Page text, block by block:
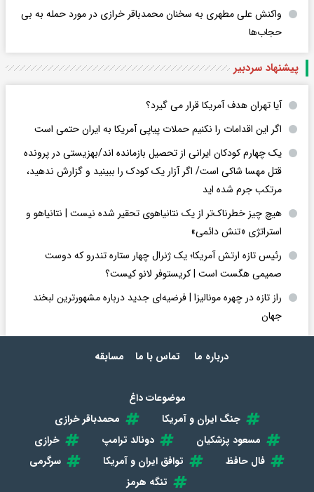
واکنش علی مطهری به سخنان محمدباقر خرازی در مورد حمله به بی
حجاب‌ها
پیشنهاد سردبیر
آیا تهران هدف آمریکا قرار می گیرد؟
اگر این اقدامات را نکنیم حملات پیاپی آمریکا به ایران حتمی است
یک چهارم کودکان ایرانی از تحصیل بازمانده اند/بهزیستی در پرونده
قتل مهسا شاکی است/ اگر آزار یک کودک را ببینید و گزارش ندهید،
مرتکب جرم شده اید
هیچ چیز خطرناک‌تر از یک نتانیاهوی تحقیر شده نیست | نتانیاهو و
استراتژی «تنش دائمی»
رئیس تازه ارتش آمریکا؛ یک ژنرال چهار ستاره تندرو که دوست
صمیمی هگست است | کریستوفر لانو کیست؟
راز تازه در چهره مونالیزا | فرضیه‌ای جدید درباره مشهورترین لبخند
جهان
درباره ما تماس با ما مسابقه
موضوعات داغ
جنگ ایران و آمریکا
محمدباقر خرازی
مسعود پزشکیان
دونالد ترامپ
خرازی
فال حافظ
توافق ایران و آمریکا
سرگرمی
تنگه هرمز